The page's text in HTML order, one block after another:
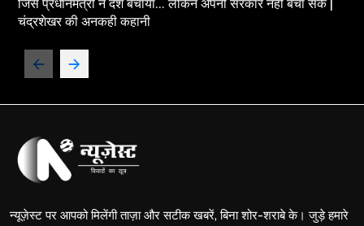
जिस प्रधानमंत्री ने देश बचाया... लेकिन अपनी सरकार नहीं बचा सके |
चंद्रशेखर की अनकही कहानी
न्यूज़ेस्ट पर आपको मिलेंगी ताज़ा और सटीक खबरें, बिना शोर-शराबे के। जुड़े हमारे